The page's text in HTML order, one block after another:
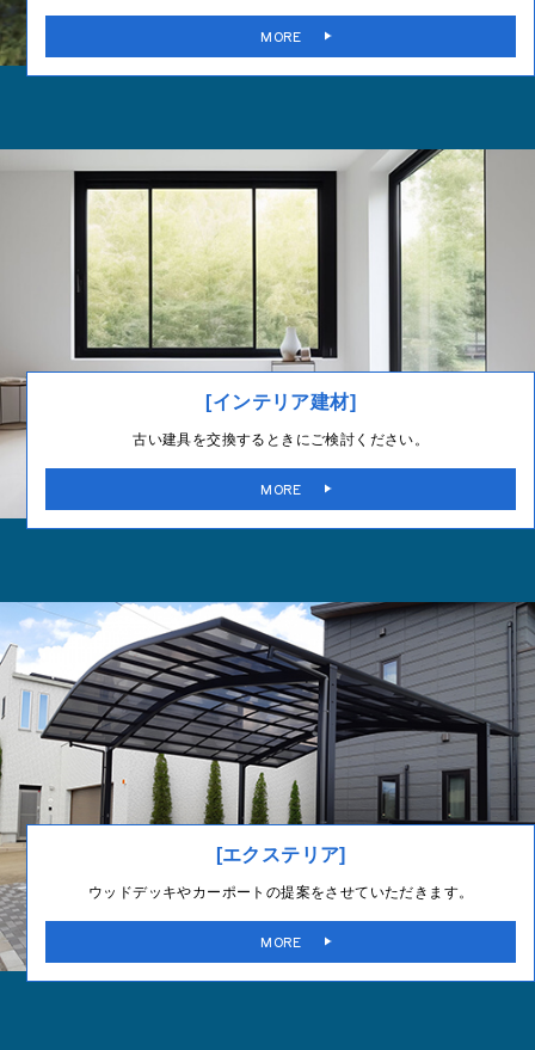
MORE
[インテリア建材]
古い建具を交換するときにご検討ください。
MORE
[エクステリア]
ウッドデッキやカーポートの提案をさせていただきます。
MORE